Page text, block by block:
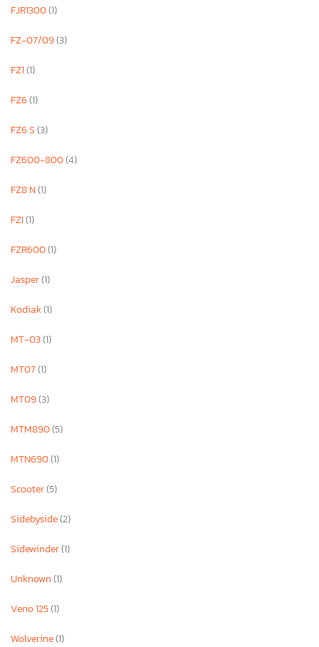
FJR1300(1)
FZ-07/09(3)
FZ1(1)
FZ6(1)
FZ6 S(3)
FZ600-800(4)
FZ8 N(1)
FZI(1)
FZR600(1)
Jasper(1)
Kodiak(1)
MT-03(1)
MT07(1)
MT09(3)
MTM890(5)
MTN690(1)
Scooter(5)
Sidebyside(2)
Sidewinder(1)
Unknown(1)
Veno 125(1)
Wolverine(1)